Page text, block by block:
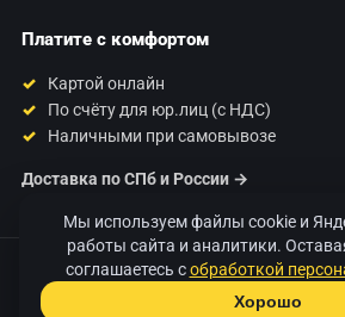
Платите с комфортом
Картой онлайн
По счёту для юр.лиц (с НДС)
Наличными при самовывозе
Доставка по СПб и России →
© 2026 Типография «120 Грамм». Печать
Петербурге.
Мы используем файлы cookie и
работы сайта и аналитики.
соглашаетесь собработкой
Хорошо